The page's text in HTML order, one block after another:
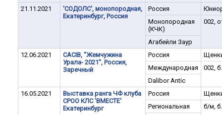
21.11.2021
'СОДОЛС', монопородная,
Екатеринбург, Россия
Россия
Монопородная
(КЧК)
002,
Агабейли Заур
12.06.2021
CACIB, "Жемчужина
Урала- 2021", Россия,
Заречный
Россия
Международная
002,
Dalibor Antic
16.05.2021
Выставка ранга ЧФ клуба
СРОО КЛС 'ВМЕСТЕ'
Екатеринбург
Россия
Региональная
б/м,